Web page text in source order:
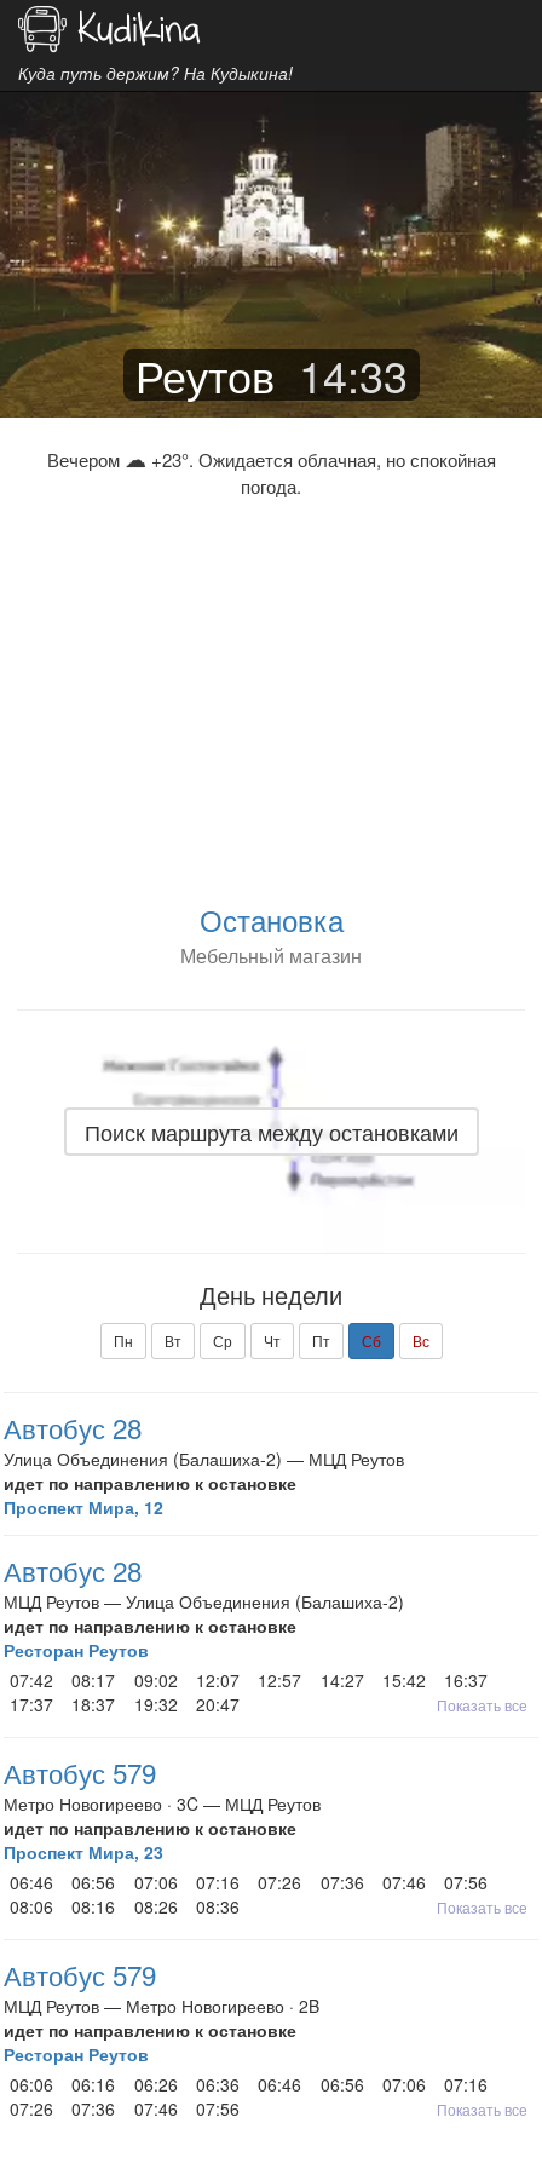
Куда путь держим? На Кудыкина!
Реутов 14:33
Вечером ☁ +23°. Ожидается облачная, но спокойная
погода.
Остановка
Мебельный магазин
Поиск маршрута между остановками
День недели
Пн Вт Ср Чт Пт Сб Вс
Автобус 28
Улица Объединения (Балашиха-2) — МЦД Реутов
идет по направлению к остановке
Проспект Мира, 12
Автобус 28
МЦД Реутов — Улица Объединения (Балашиха-2)
идет по направлению к остановке
Ресторан Реутов
07:42
08:17 09:02 12:07 12:57 14:27 15:42
16:37
17:37
18:37 19:32 20:47 Показать все
Автобус 579
Метро Новогиреево · 3C — МЦД Реутов
идет по направлению к остановке
Проспект Мира, 23
06:46
06:56 07:06 07:16 07:26 07:36 07:46
07:56
08:06
08:16 08:26 08:36 Показать все
Автобус 579
МЦД Реутов — Метро Новогиреево · 2B
идет по направлению к остановке
Ресторан Реутов
06:06
06:16 06:26 06:36 06:46 06:56 07:06
07:16
07:26
07:36 07:46 07:56 Показать все